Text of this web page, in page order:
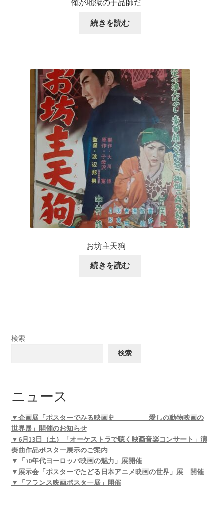
俺が地獄の手品師だ
続きを読む
お坊主天狗
続きを読む
検索
検索
ニュース
▼企画展「ポスターでみる映画史 愛しの動物映画の
世界展」開催のお知らせ
▼6月13日（土）「オーケストラで聴く映画音楽コンサート」演
奏曲作品ポスター展示のご案内
▼「70年代ヨーロッパ映画の魅力」展開催
▼展示会「ポスターでたどる日本アニメ映画の世界」展 開催
▼「フランス映画ポスター展」開催